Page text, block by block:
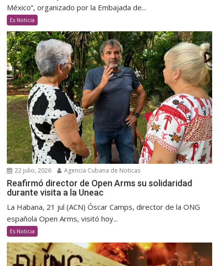
México”, organizado por la Embajada de...
Es Noticia
22 julio, 2026 Agencia Cubana de Noticas
Reafirmó director de Open Arms su solidaridad
durante visita a la Uneac
La Habana, 21 jul (ACN) Óscar Camps, director de la ONG
española Open Arms, visitó hoy...
Es Noticia